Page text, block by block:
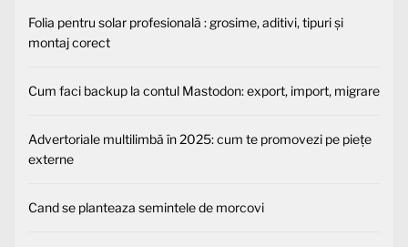
Folia pentru solar profesională : grosime, aditivi, tipuri și
montaj corect
Cum faci backup la contul Mastodon: export, import, migrare
Advertoriale multilimbă în 2025: cum te promovezi pe piețe
externe
Cand se planteaza semintele de morcovi